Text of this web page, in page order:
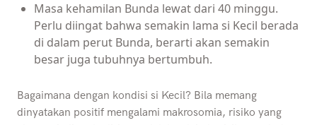
Masa kehamilan Bunda lewat dari 40 minggu.
Perlu diingat bahwa semakin lama si Kecil berada
di dalam perut Bunda, berarti akan semakin
besar juga tubuhnya bertumbuh.
Bagaimana dengan kondisi si Kecil? Bila memang
dinyatakan positif mengalami makrosomia, risiko yang